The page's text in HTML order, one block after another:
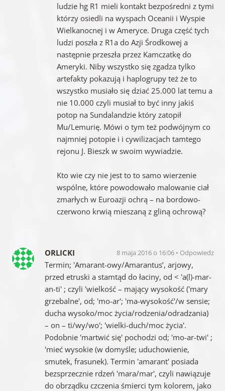
ludzie hg R1 mieli kontakt bezpośredni z tymi
którzy osiedli na wyspach Oceanii i Wyspie
Wielkanocnej i w Ameryce. Druga część tych
ludzi poszła z R1a do Azji Środkowej a
następnie przeszła przez Kamczatkę do
Ameryki. Niby wszystko się zgadza tylko
artefakty pokazują i haplogrupy też że to
wszystko musiało się dziać 25.000 lat temu a
nie 10.000 czyli musiał to być inny jakiś
potop na Sundalandzie który zatopił
Mu/Lemurię. Mówi o tym też podwójnym co
najmniej potopie i i cywilizacjach tamtego
rejonu J. Bieszk w swoim wywiadzie.
Kto wie czy nie jest to to samo wierzenie
wspólne, które powodowało malowanie ciał
zmarłych w Euroazji ochrą – na bordowo-
czerwono krwią mieszaną z gliną ochrową?
ORLICKI 8 maja 2016 o 16:06 Odpowiedz
Termin; 'Amarant-owy/Amarantus’, arjowy,
przed etruski a stamtąd do łaciny, od < 'a(l)-mar-
an-ti' ; czyli 'wielkość – mający wysokość ('mary
grzebalne', od; 'mo-ar'; 'ma-wysokość'/w sensie;
ducha wysoko/moc życia/rodzenia/odradzania)
– on – ti/wy/wo'; 'wielki-duch/moc życia'.
Podobnie 'martwić się' pochodzi od; 'mo-ar-twi' ;
'mieć wysokie (w domyśle; uduchowienie,
smutek, frasunek). Termin 'amarant' posiada
bezsprzecznie rdzeń 'mara/mar', czyli nawiązuje
do obrządku czczenia śmierci tym kolorem, jako